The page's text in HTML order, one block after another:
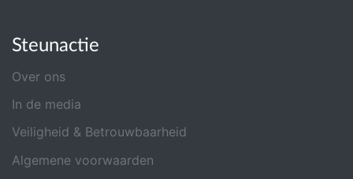
Steunactie
Over ons
In de media
Veiligheid & Betrouwbaarheid
Algemene voorwaarden